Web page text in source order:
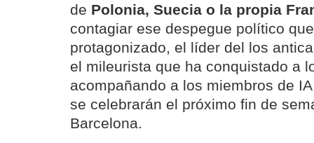
de Polonia, Suecia o la propia
contagiar ese despegue político
protagonizado, el líder del los
el mileurista que ha conquistado a
acompañando a los miembros de
se celebrarán el próximo fin de
Barcelona.